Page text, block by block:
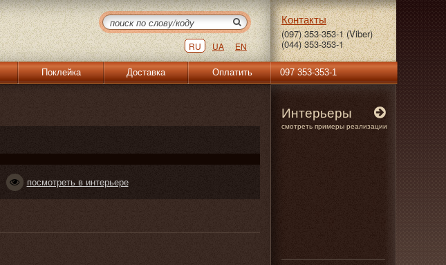
RU UA EN
Контакты
(097) 353-353-1 (Viber)
(044) 353-353-1
Поклейка Доставка Оплатить 097 353-353-1
посмотреть в интерьере
Интерьеры
смотреть примеры реализации